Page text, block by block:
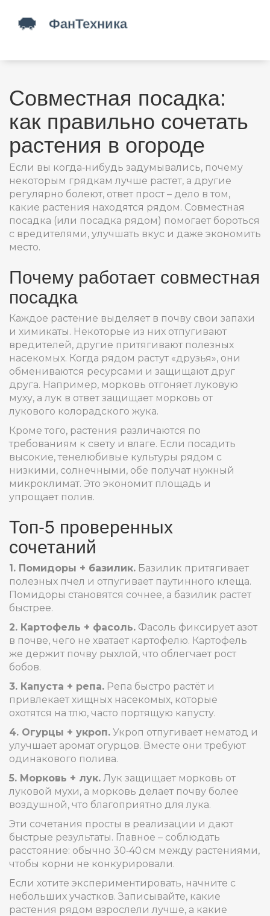
Совместная посадка:
как правильно сочетать
растения в огороде
Если вы когда‑нибудь задумывались, почему
некоторым грядкам лучше растет, а другие
регулярно болеют, ответ прост – дело в том,
какие растения находятся рядом. Совместная
посадка (или посадка рядом) помогает бороться
с вредителями, улучшать вкус и даже экономить
место.
Почему работает совместная
посадка
Каждое растение выделяет в почву свои запахи
и химикаты. Некоторые из них отпугивают
вредителей, другие притягивают полезных
насекомых. Когда рядом растут «друзья», они
обмениваются ресурсами и защищают друг
друга. Например, морковь отгоняет луковую
муху, а лук в ответ защищает морковь от
лукового колорадского жука.
Кроме того, растения различаются по
требованиям к свету и влаге. Если посадить
высокие, тенелюбивые культуры рядом с
низкими, солнечными, обе получат нужный
микроклимат. Это экономит площадь и
упрощает полив.
Топ‑5 проверенных
сочетаний
1. Помидоры + базилик. Базилик притягивает
полезных пчел и отпугивает паутинного клеща.
Помидоры становятся сочнее, а базилик растет
быстрее.
2. Картофель + фасоль. Фасоль фиксирует азот
в почве, чего не хватает картофелю. Картофель
же держит почву рыхлой, что облегчает рост
бобов.
3. Капуста + репа. Репа быстро растёт и
привлекает хищных насекомых, которые
охотятся на тлю, часто портящую капусту.
4. Огурцы + укроп. Укроп отпугивает нематод и
улучшает аромат огурцов. Вместе они требуют
одинакового полива.
5. Морковь + лук. Лук защищает морковь от
луковой мухи, а морковь делает почву более
воздушной, что благоприятно для лука.
Эти сочетания просты в реализации и дают
быстрые результаты. Главное – соблюдать
расстояние: обычно 30‑40 см между растениями,
чтобы корни не конкурировали.
Если хотите экспериментировать, начните с
небольших участков. Записывайте, какие
растения рядом взрослели лучше, а какие